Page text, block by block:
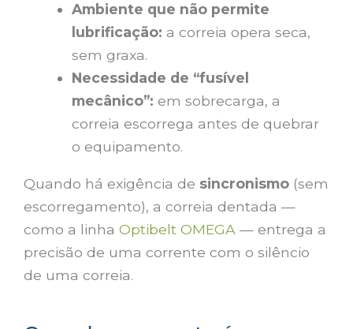
Ambiente que não permite
lubrificação: a correia opera seca,
sem graxa.
Necessidade de “fusível
mecânico”: em sobrecarga, a
correia escorrega antes de quebrar
o equipamento.
Quando há exigência de sincronismo (sem
escorregamento), a correia dentada —
como a linha Optibelt OMEGA — entrega a
precisão de uma corrente com o silêncio
de uma correia.